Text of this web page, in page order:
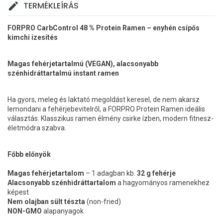
TERMÉKLEÍRÁS
FORPRO CarbControl 48 % Protein Ramen – enyhén csípős
kimchi izesítés
Magas fehérjetartalmú (VEGAN), alacsonyabb
szénhidráttartalmú instant ramen
Ha gyors, meleg és laktató megoldást keresel, de nem akarsz
lemondani a fehérjebevitelről, a FORPRO Protein Ramen ideális
választás. Klasszikus ramen élmény csirke ízben, modern fitnesz-
életmódra szabva.
Főbb előnyök
Magas fehérjetartalom – 1 adagban kb. 32 g fehérje
Alacsonyabb szénhidráttartalom a hagyományos ramenekhez
képest
Nem olajban sült tészta (non-fried)
NON-GMO alapanyagok